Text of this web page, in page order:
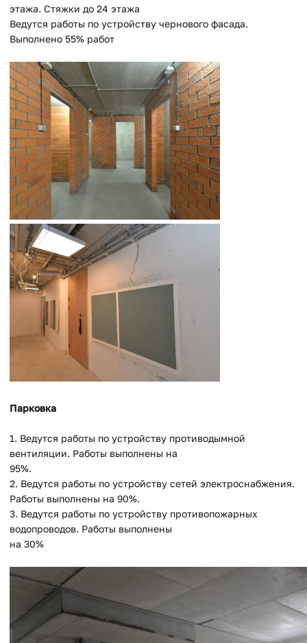
этажа. Стяжки до 24 этажа
Ведутся работы по устройству чернового фасада.
Выполнено 55% работ
Парковка
1. Ведутся работы по устройству противодымной
вентиляции. Работы выполнены на
95%.
2. Ведутся работы по устройству сетей электроснабжения.
Работы выполнены на 90%.
3. Ведутся работы по устройству противопожарных
водопроводов. Работы выполнены
на 30%